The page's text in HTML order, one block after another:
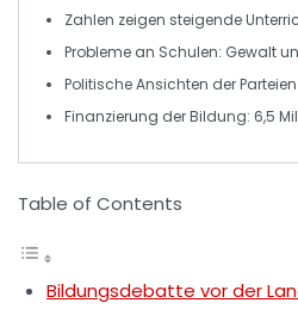
Zahlen zeigen steigende
Probleme an Schulen: Gewalt
Politische Ansichten der
Finanzierung der Bildung: 6,5
Table of Contents
Bildungsdebatte vor der